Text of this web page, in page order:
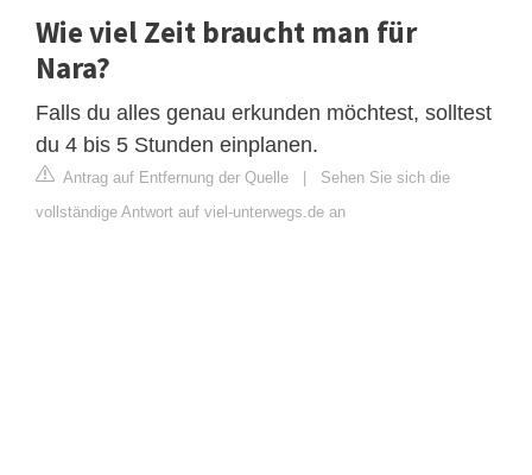
Wie viel Zeit braucht man für
Nara?
Falls du alles genau erkunden möchtest, solltest
du 4 bis 5 Stunden einplanen.
Antrag auf Entfernung der Quelle | Sehen Sie sich die
vollständige Antwort auf viel-unterwegs.de an